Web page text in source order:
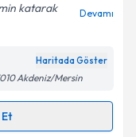
Aydınlatma
belirtilen
katarak
Devamı
Haritada Göster
Akdeniz/Mersin